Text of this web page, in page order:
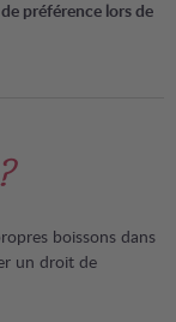
préférence lors de
boissons dans
un droit de